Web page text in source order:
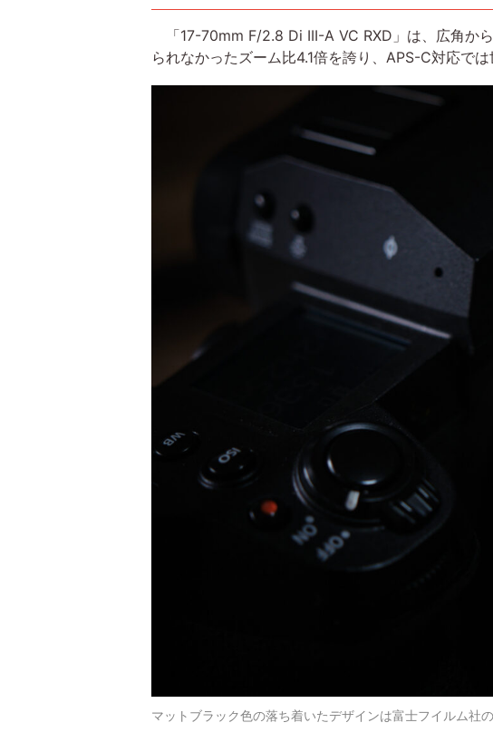
「17-70mm F/2.8 Di III-A VC RXD」は、広角か
られなかったズーム比4.1倍を誇り、APS-C対応で
マットブラック色の落ち着いたデザインは富士フイルム社